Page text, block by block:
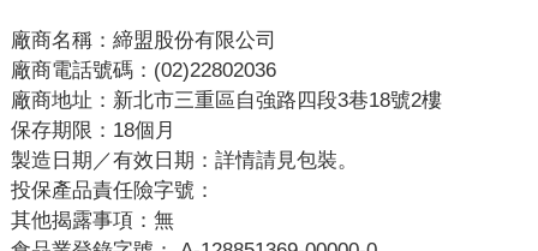
廠商名稱：締盟股份有限公司
廠商電話號碼：(02)22802036
廠商地址：新北市三重區自強路四段3巷18號2樓
保存期限：18個月
製造日期／有效日期：詳情請見包裝。
投保產品責任險字號：
其他揭露事項：無